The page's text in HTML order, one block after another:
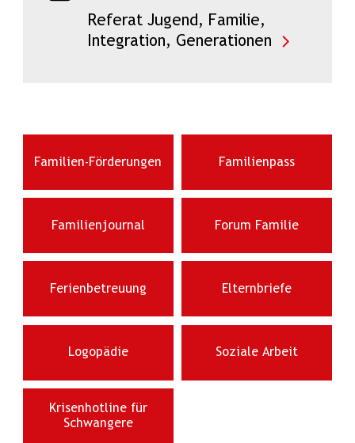
Referat Jugend, Familie,
Integration, Generationen
Familien-Förderungen Familienpass
Familienjournal Forum Familie
Ferienbetreuung Elternbriefe
Logopädie Soziale Arbeit
Krisenhotline für
Schwangere